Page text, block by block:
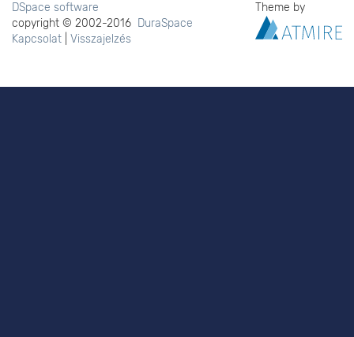
DSpace software
copyright © 2002-2016 DuraSpace
Kapcsolat
Visszajelzés
Theme by